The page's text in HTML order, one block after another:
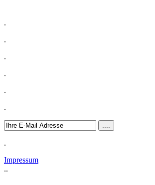
.
.
.
.
.
.
.
Impressum
..